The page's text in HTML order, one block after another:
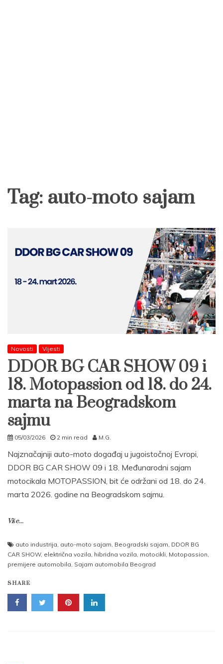
Tag: auto-moto sajam
Novosti Vijesti
DDOR BG CAR SHOW 09 i
18. Motopassion od 18. do 24.
marta na Beogradskom
sajmu
05/03/2026 2 min read M.G.
Najznačajniji auto-moto događaj u jugoistočnoj Evropi,
DDOR BG CAR SHOW 09 i 18. Međunarodni sajam
motocikala MOTOPASSION, bit će održani od 18. do 24.
marta 2026. godine na Beogradskom sajmu.
Više...
auto industrija, auto-moto sajam, Beogradski sajam, DDOR BG
CAR SHOW, električna vozila, hibridna vozila, motocikli, Motopassion,
premijere automobila, Sajam automobila Beograd
SHARE